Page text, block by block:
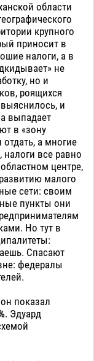
области
крупного
приносит в
налоги, а в
не
но и
роящихся
выяснилось, и
выпадает
в «зону
а многие
налоги все равно
центре,
малого
сети: своим
пункты они
Но тут в
Спасают
федералы
показал
. Эдуард